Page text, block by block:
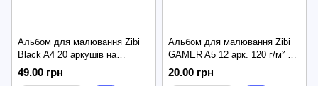
Альбом для малювання Zibi
Black A4 20 аркушів на
пружині (ZB.1440-01)
49.00 грн
Альбом для малювання Zibi
GAMER A5 12 арк. 120 г/м² на
скобі, темно-синій (ZB.1419-
03)
20.00 грн